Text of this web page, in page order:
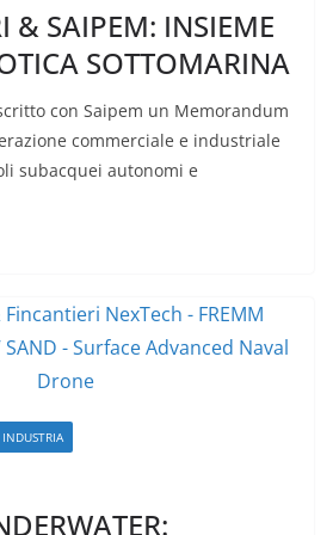
& SAIPEM: INSIEME
SOTTOMARINA
con Saipem un Memorandum
commerciale e industriale
subacquei autonomi e